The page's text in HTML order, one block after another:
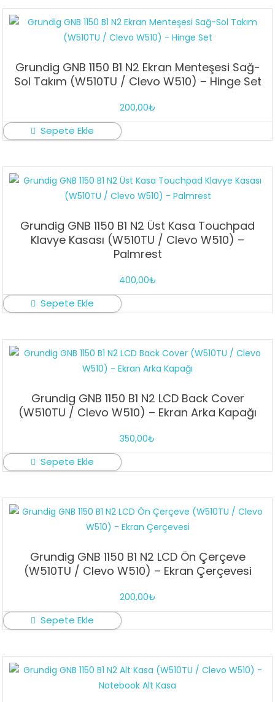
Grundig GNB 1150 B1 N2 Ekran Menteşesi Sağ-
Sol Takım (W510TU / Clevo W510) – Hinge Set
200,00₺
Sepete Ekle
Grundig GNB 1150 B1 N2 Üst Kasa Touchpad
Klavye Kasası (W510TU / Clevo W510) –
Palmrest
400,00₺
Sepete Ekle
Grundig GNB 1150 B1 N2 LCD Back Cover
(W510TU / Clevo W510) – Ekran Arka Kapağı
350,00₺
Sepete Ekle
Grundig GNB 1150 B1 N2 LCD Ön Çerçeve
(W510TU / Clevo W510) – Ekran Çerçevesi
200,00₺
Sepete Ekle